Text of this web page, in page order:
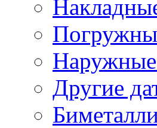
Наружные
Другие